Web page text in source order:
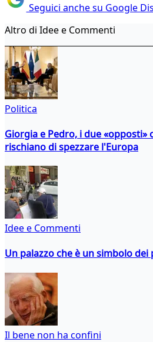
Seguici anche su Google
Altro di Idee e Commenti
Politica
Giorgia e Pedro, i due «opposti»
rischiano di spezzare l'Europa
Idee e Commenti
Un palazzo che è un simbolo
Il bene non ha confini